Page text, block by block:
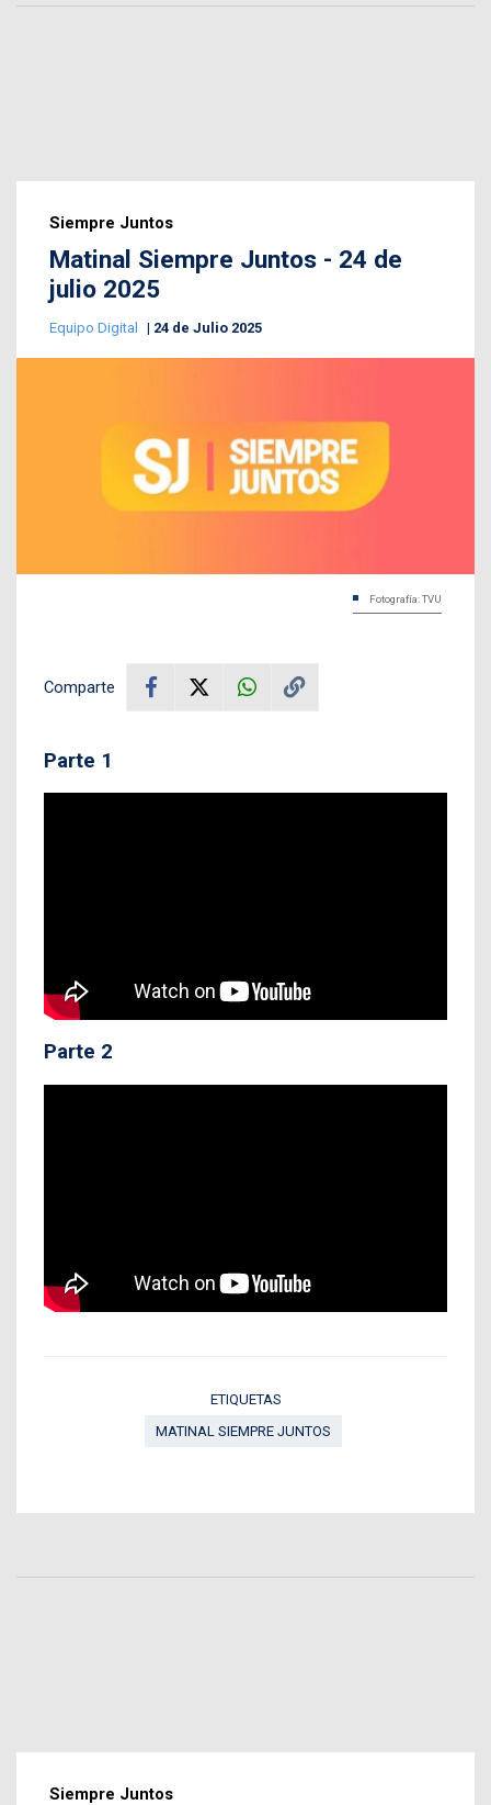
Siempre Juntos
Matinal Siempre Juntos - 24 de
julio 2025
Equipo Digital 24 de Julio 2025
Fotografía: TVU
Comparte
Parte 1
Parte 2
ETIQUETAS
MATINAL SIEMPRE JUNTOS
Siempre Juntos